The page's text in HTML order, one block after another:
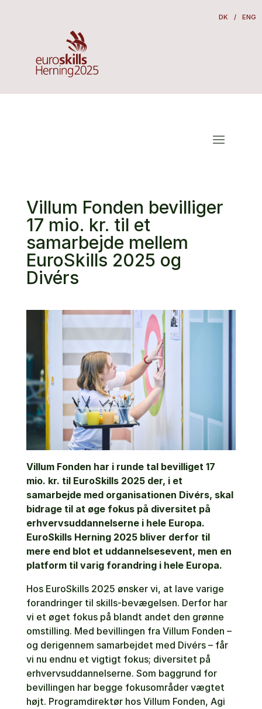
DK / ENG
Villum Fonden bevilliger
17 mio. kr. til et
samarbejde mellem
EuroSkills 2025 og
Divérs
Villum Fonden har i runde tal bevilliget 17
mio. kr. til EuroSkills 2025 der, i et
samarbejde med organisationen Divérs, skal
bidrage til at øge fokus på diversitet på
erhvervsuddannelserne i hele Europa.
EuroSkills Herning 2025 bliver derfor til
mere end blot et uddannelsesevent, men en
platform til varig forandring i hele Europa.
Hos EuroSkills 2025 ønsker vi, at lave varige
forandringer til skills-bevægelsen. Derfor har
vi et øget fokus på blandt andet den grønne
omstilling. Med bevillingen fra Villum Fonden –
og derigennem samarbejdet med Divérs – får
vi nu endnu et vigtigt fokus; diversitet på
erhvervsuddannelserne. Som baggrund for
bevillingen har begge fokusområder vægtet
højt. Programdirektør hos Villum Fonden, Agi